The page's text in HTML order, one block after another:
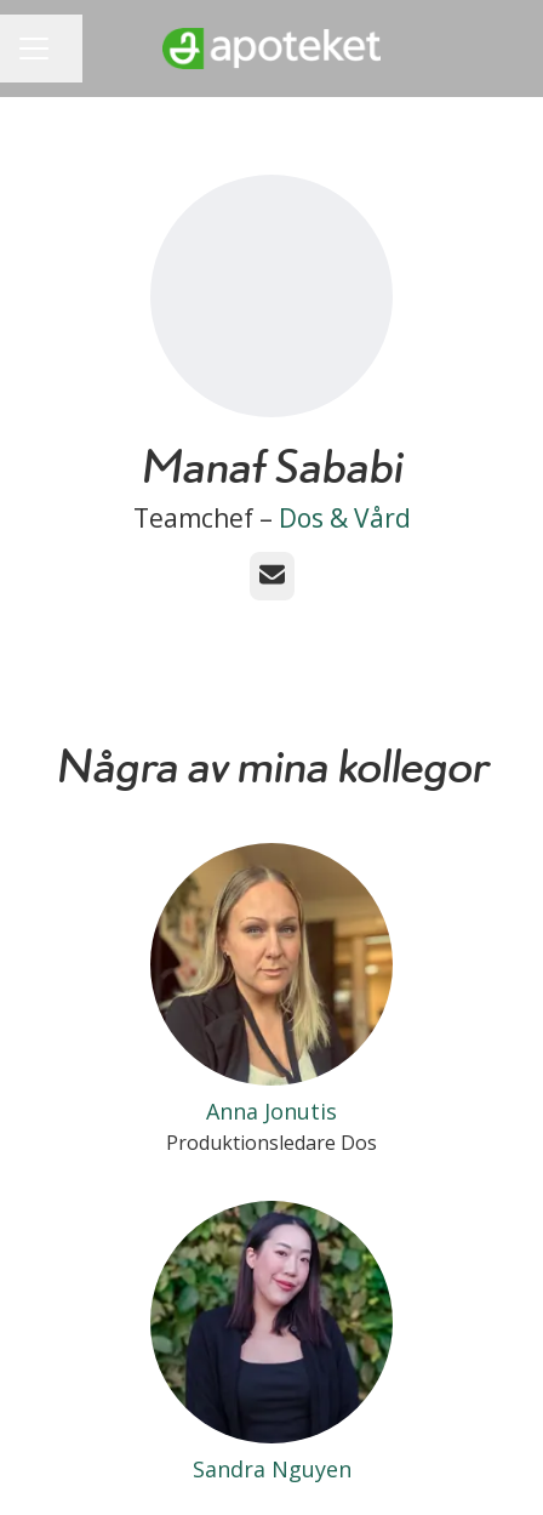
Manaf Sababi
Teamchef – Dos & Vård
E-post
Några av mina kollegor
Anna Jonutis
Produktionsledare Dos
Sandra Nguyen